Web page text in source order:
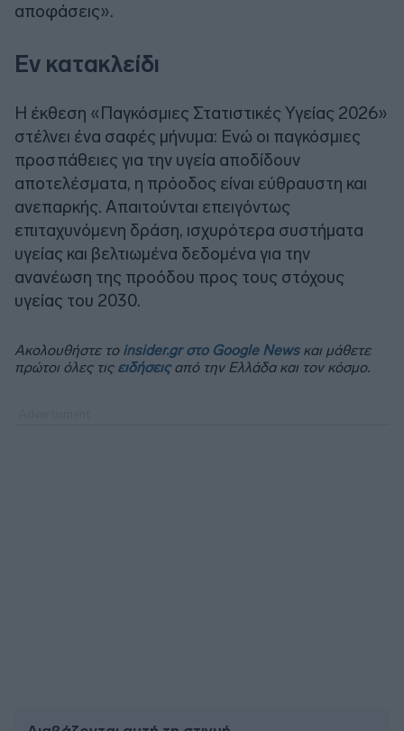
αποφάσεις».
Εν κατακλείδι
Η έκθεση «Παγκόσμιες Στατιστικές Υγείας 2026»
στέλνει ένα σαφές μήνυμα: Ενώ οι παγκόσμιες
προσπάθειες για την υγεία αποδίδουν
αποτελέσματα, η πρόοδος είναι εύθραυστη και
ανεπαρκής. Απαιτούνται επειγόντως
επιταχυνόμενη δράση, ισχυρότερα συστήματα
υγείας και βελτιωμένα δεδομένα για την
ανανέωση της προόδου προς τους στόχους
υγείας του 2030.
Ακολουθήστε το insider.gr στο Google Newsκαι μάθετε
πρώτοι όλες τις ειδήσειςαπό την Ελλάδα και τον κόσμο.